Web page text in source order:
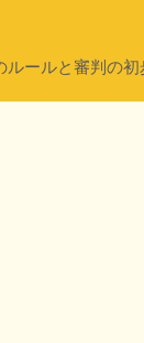
ルールと審判の初